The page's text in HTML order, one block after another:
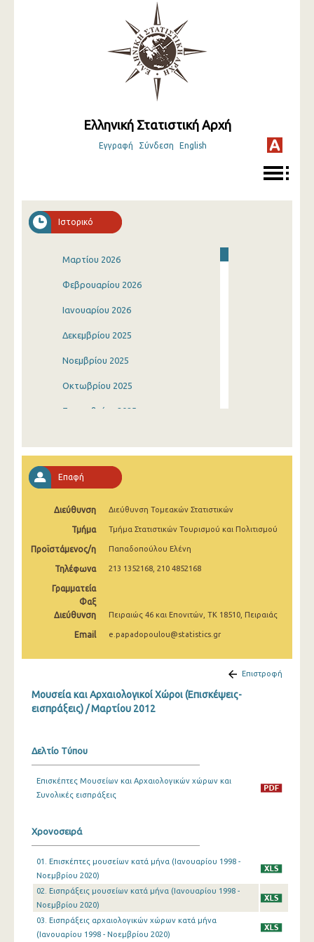
Ελληνική Στατιστική Αρχή
Εγγραφή Σύνδεση English
Ιστορικό
Μαρτίου 2026
Φεβρουαρίου 2026
Ιανουαρίου 2026
Δεκεμβρίου 2025
Νοεμβρίου 2025
Οκτωβρίου 2025
Σεπτεμβρίου 2025
Ιουνίου 2025
Μαΐου 2025
Απριλίου 2025
Μαρτίου 2025
Φεβρουαρίου 2025
Ιανουαρίου 2025
Δεκεμβρίου 2024
Οκτωβρίου 2024
Σεπτεμβρίου 2024
Ιουλίου 2024
Ιουνίου 2024
Μαρτίου 2024
Φεβρουαρίου 2024
Ιανουαρίου 2024
Επαφή
Διεύθυνση Διεύθυνση Τομεακών Στατιστικών
Τμήμα Τμήμα Στατιστικών Τουρισμού και Πολιτισμού
Προϊστάμενος/η Παπαδοπούλου Ελένη
Τηλέφωνα 213 1352168, 210 4852168
Γραμματεία
Φαξ
Διεύθυνση
Πειραιώς 46 και Επονιτών, ΤΚ 18510, Πειραιάς
Email e.papadopoulou@statistics.gr
Επιστροφή
Μουσεία και Αρχαιολογικοί Χώροι (Επισκέψεις-
εισπράξεις) / Μαρτίου 2012
Δελτίο Τύπου
Επισκέπτες Μουσείων και Αρχαιολογικών χώρων και
Συνολικές εισπράξεις
Χρονοσειρά
01. Επισκέπτες μουσείων κατά μήνα (Ιανουαρίου 1998 -
Νοεμβρίου 2020)
02. Εισπράξεις μουσείων κατά μήνα (Ιανουαρίου 1998 -
Νοεμβρίου 2020)
03. Εισπράξεις αρχαιολογικών χώρων κατά μήνα
(Ιανουαρίου 1998 - Νοεμβρίου 2020)